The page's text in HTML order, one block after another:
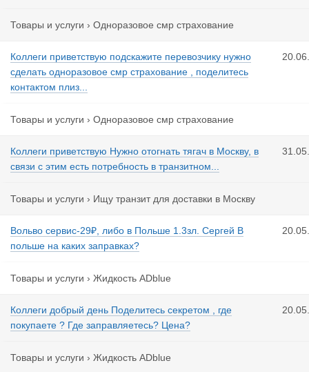
Товары и услуги › Одноразовое смр страхование
Коллеги приветствую подскажите перевозчику нужно
сделать одноразовое смр страхование , поделитесь
контактом плиз...
Товары и услуги › Одноразовое смр страхование
Коллеги приветствую Нужно отогнать тягач в Москву, в
связи с этим есть потребность в транзитном...
Товары и услуги › Ищу транзит для доставки в Москву
Вольво сервис-29₽, либо в Польше 1.3зл. Сергей В
польше на каких заправках?
Товары и услуги › Жидкость ADblue
Коллеги добрый день Поделитесь секретом , где
покупаете ? Где заправляетесь? Цена?
Товары и услуги › Жидкость ADblue